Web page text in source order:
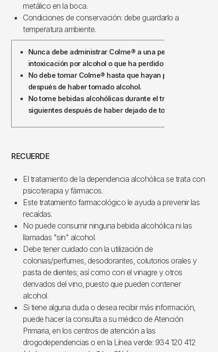
metálico en la boca.
Condiciones de conservación: debe guardarlo a
temperatura ambiente.
Nunca debe administrar Colme® a una persona en
intoxicación por alcohol o que ha perdido el
No debe tomar Colme® hasta que hayan pasado mínimo
después de haber tomado alcohol.
No tome bebidas alcohólicas durante el tratamiento ni los
siguientes después de haber dejado de tomar el
RECUERDE
El tratamiento de la dependencia alcohólica se trata con
psicoterapia y fármacos.
Este tratamiento farmacológico le ayuda a prevenir las
recaídas.
No puede consumir ninguna bebida alcohólica ni las
llamadas "sin" alcohol.
Debe tener cuidado con la utilización de
colonias/perfumes, desodorantes, colutorios orales y
pasta de dientes; así como con el vinagre y otros
derivados del vino, puesto que pueden contener
alcohol.
Si tiene alguna duda o desea recibir más información,
puede hacer la consulta a su médico de Atención
Primaria, en los centros de atención a las
drogodependencias o en la Línea verde: 934 120 412